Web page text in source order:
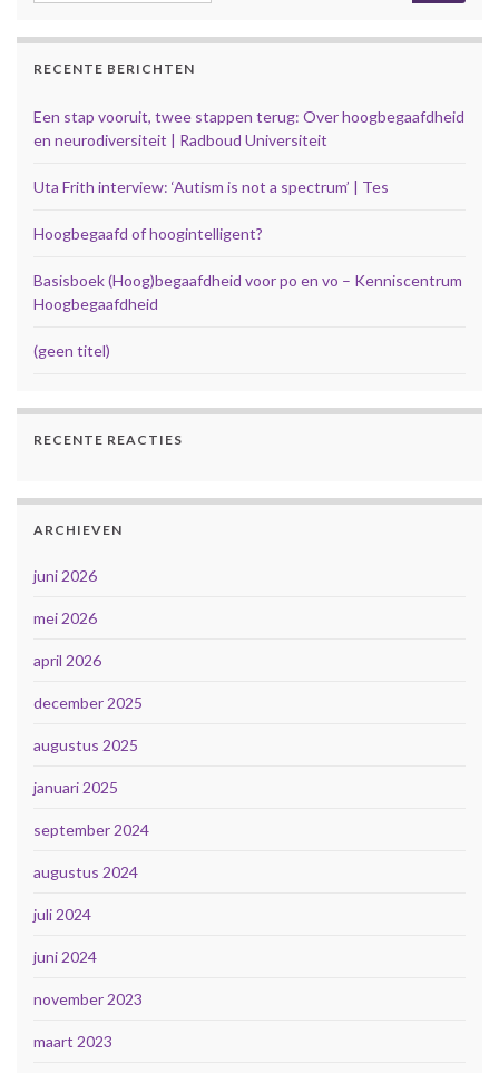
RECENTE BERICHTEN
Een stap vooruit, twee stappen terug: Over hoogbegaafdheid
en neurodiversiteit | Radboud Universiteit
Uta Frith interview: ‘Autism is not a spectrum’ | Tes
Hoogbegaafd of hoogintelligent?
Basisboek (Hoog)begaafdheid voor po en vo – Kenniscentrum
Hoogbegaafdheid
(geen titel)
RECENTE REACTIES
ARCHIEVEN
juni 2026
mei 2026
april 2026
december 2025
augustus 2025
januari 2025
september 2024
augustus 2024
juli 2024
juni 2024
november 2023
maart 2023